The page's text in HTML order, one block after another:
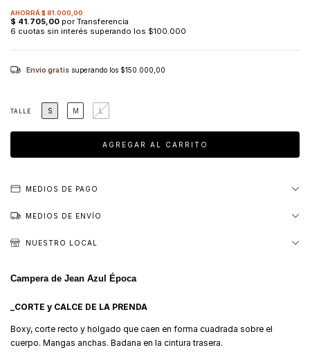
Envío gratis superando los $150.000,00
TALLE S M L
MEDIOS DE PAGO
MEDIOS DE ENVÍO
NUESTRO LOCAL
Campera de Jean Azul Época
_CORTE y CALCE DE LA PRENDA
Boxy, corte recto y holgado que caen en forma cuadrada sobre el
cuerpo. Mangas anchas. Badana en la cintura trasera.